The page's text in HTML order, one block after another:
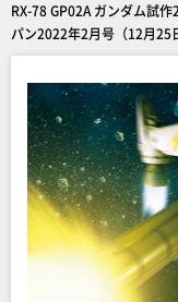
RX-78 GP02A ガンダム試
パン2022年2月号（12月25